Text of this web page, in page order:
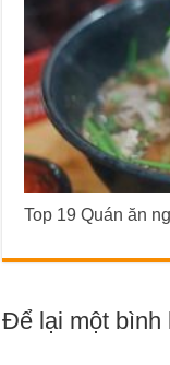
Top 19 Quán ăn
Để lại một bình